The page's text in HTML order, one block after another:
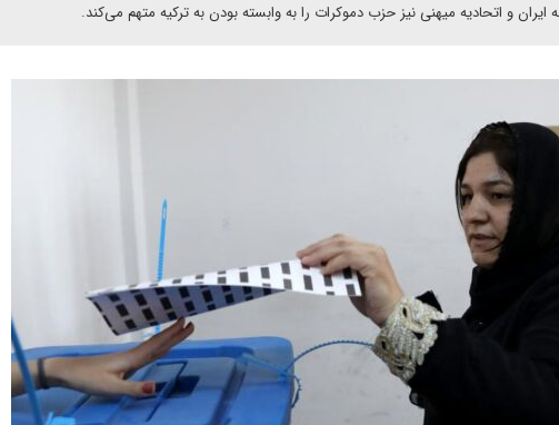
ایران و اتحادیه میهنی نیز حزب دموکرات را به وابسته بودن به ترکیه متهم می‌کند.